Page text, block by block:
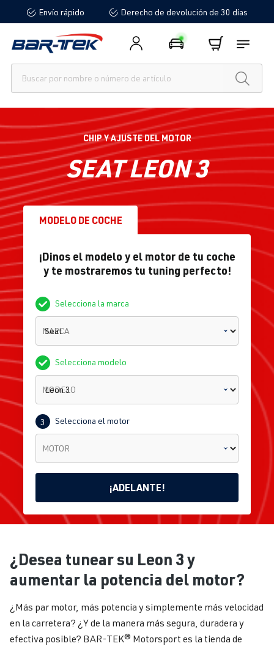
principalEnvío rápido Derecho de devolución de 30 días
CHIP Y AJUSTE DEL MOTOR
SEAT LEON 3
MODELO DE COCHE
¡Dinos el modelo y el motor de tu coche
y te mostraremos tu tuning perfecto!
Selecciona la marca
MARCA
Selecciona modelo
MODELO
3 Selecciona el motor
MOTOR
¡ADELANTE!
3
el motor
¿Desea tunear su Leon 3 y
aumentar la potencia del motor?
¿Más par motor, más potencia y simplemente más velocidad
en la carretera? ¿Y de la manera más segura, duradera y
efectiva posible? BAR-TEK® Motorsport es la tienda de